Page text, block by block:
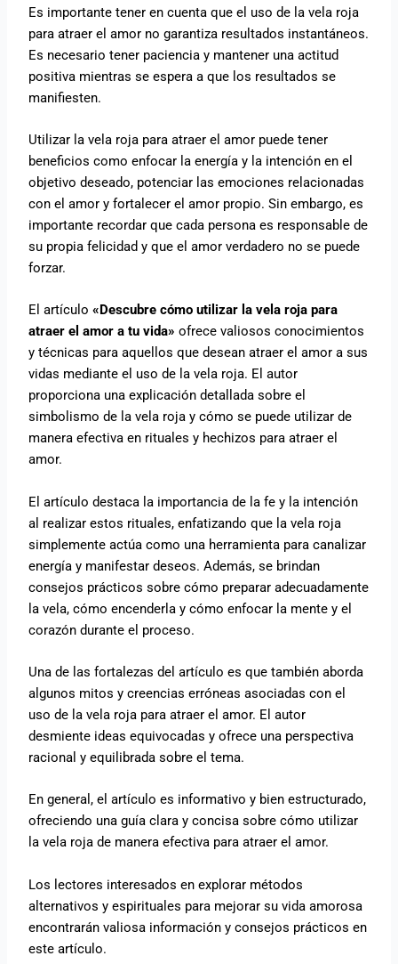
Es importante tener en cuenta que el uso de la vela roja
para atraer el amor no garantiza resultados instantáneos.
Es necesario tener paciencia y mantener una actitud
positiva mientras se espera a que los resultados se
manifiesten.
Utilizar la vela roja para atraer el amor puede tener
beneficios como enfocar la energía y la intención en el
objetivo deseado, potenciar las emociones relacionadas
con el amor y fortalecer el amor propio. Sin embargo, es
importante recordar que cada persona es responsable de
su propia felicidad y que el amor verdadero no se puede
forzar.
El artículo«Descubre cómo utilizar la vela roja para
atraer el amor a tu vida» ofrece valiosos conocimientos
y técnicas para aquellos que desean atraer el amor a sus
vidas mediante el uso de la vela roja. El autor
proporciona una explicación detallada sobre el
simbolismo de la vela roja y cómo se puede utilizar de
manera efectiva en rituales y hechizos para atraer el
amor.
El artículo destaca la importancia de la fe y la intención
al realizar estos rituales, enfatizando que la vela roja
simplemente actúa como una herramienta para canalizar
energía y manifestar deseos. Además, se brindan
consejos prácticos sobre cómo preparar adecuadamente
la vela, cómo encenderla y cómo enfocar la mente y el
corazón durante el proceso.
Una de las fortalezas del artículo es que también aborda
algunos mitos y creencias erróneas asociadas con el
uso de la vela roja para atraer el amor. El autor
desmiente ideas equivocadas y ofrece una perspectiva
racional y equilibrada sobre el tema.
En general, el artículo es informativo y bien estructurado,
ofreciendo una guía clara y concisa sobre cómo utilizar
la vela roja de manera efectiva para atraer el amor.
Los lectores interesados en explorar métodos
alternativos y espirituales para mejorar su vida amorosa
encontrarán valiosa información y consejos prácticos en
este artículo.